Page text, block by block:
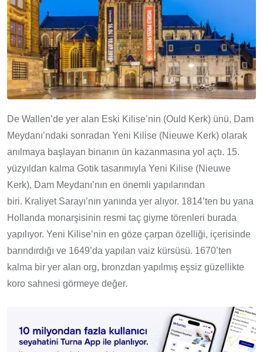
De Wallen’de yer alan Eski Kilise’nin (Ould Kerk) ünü, Dam
Meydanı’ndaki sonradan Yeni Kilise (Nieuwe Kerk) olarak
anılmaya başlayan binanın ün kazanmasına yol açtı. 15.
yüzyıldan kalma Gotik tasarımıyla Yeni Kilise (Nieuwe
Kerk), Dam Meydanı’nın en önemli yapılarından
biri. Kraliyet Sarayı’nın yanında yer alıyor. 1814’ten bu yana
Hollanda monarşisinin resmi taç giyme törenleri burada
yapılıyor. Yeni Kilise’nin en göze çarpan özelliği, içerisinde
barındırdığı ve 1649’da yapılan vaiz kürsüsü. 1670’ten
kalma bir yer alan org, bronzdan yapılmış eşsiz güzellikte
koro sahnesi görmeye değer.